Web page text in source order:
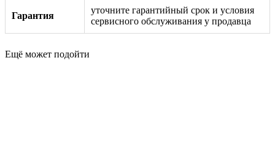
Гарантия
уточните гарантийный срок и условия
сервисного обслуживания у продавца
Ещё может подойти